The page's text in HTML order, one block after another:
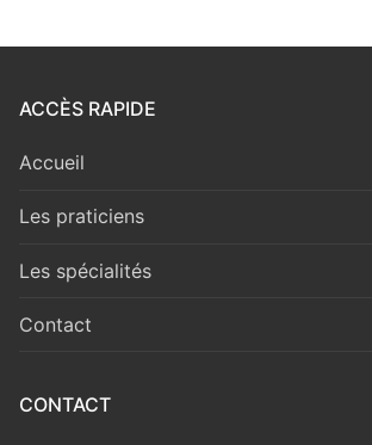
ACCÈS RAPIDE
Accueil
Les praticiens
Les spécialités
Contact
CONTACT